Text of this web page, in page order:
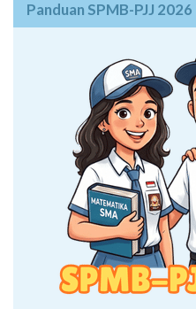
Panduan SPMB-PJJ 2026